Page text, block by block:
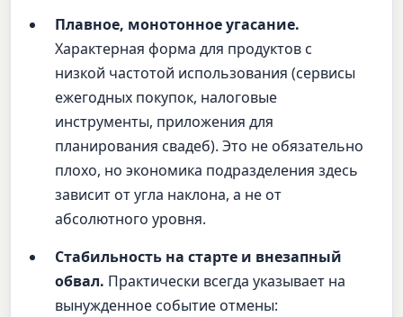
Плавное, монотонное угасание.
Характерная форма для продуктов с
низкой частотой использования (сервисы
ежегодных покупок, налоговые
инструменты, приложения для
планирования свадеб). Это не обязательно
плохо, но экономика подразделения здесь
зависит от угла наклона, а не от
абсолютного уровня.
Стабильность на старте и внезапный
обвал. Практически всегда указывает на
вынужденное событие отмены: